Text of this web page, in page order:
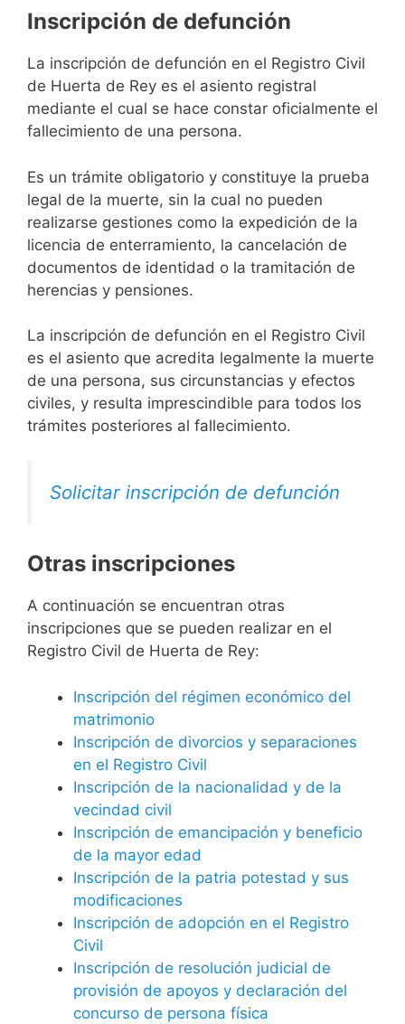
Inscripción de defunción
La inscripción de defunción en el Registro Civil
de Huerta de Rey es el asiento registral
mediante el cual se hace constar oficialmente el
fallecimiento de una persona.
Es un trámite obligatorio y constituye la prueba
legal de la muerte, sin la cual no pueden
realizarse gestiones como la expedición de la
licencia de enterramiento, la cancelación de
documentos de identidad o la tramitación de
herencias y pensiones.
La inscripción de defunción en el Registro Civil
es el asiento que acredita legalmente la muerte
de una persona, sus circunstancias y efectos
civiles, y resulta imprescindible para todos los
trámites posteriores al fallecimiento.
Solicitar inscripción de defunción
Otras inscripciones
A continuación se encuentran otras
inscripciones que se pueden realizar en el
Registro Civil de Huerta de Rey:
Inscripción del régimen económico del
matrimonio
Inscripción de divorcios y separaciones
en el Registro Civil
Inscripción de la nacionalidad y de la
vecindad civil
Inscripción de emancipación y beneficio
de la mayor edad
Inscripción de la patria potestad y sus
modificaciones
Inscripción de adopción en el Registro
Civil
Inscripción de resolución judicial de
provisión de apoyos y declaración del
concurso de persona física